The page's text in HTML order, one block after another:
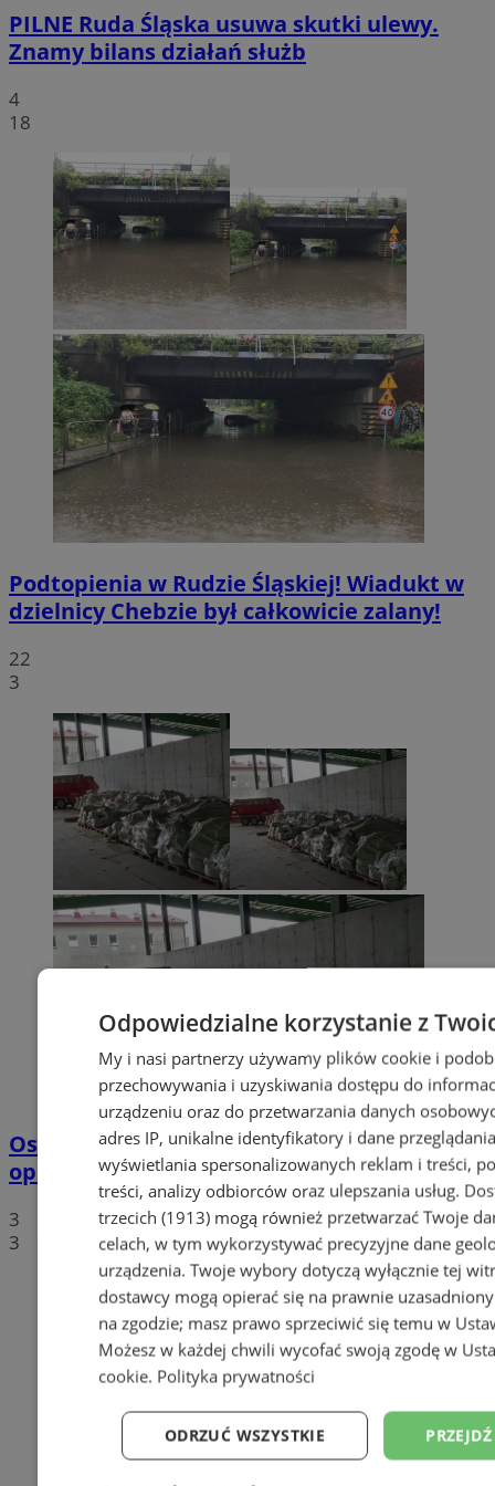
PILNE Ruda Śląska usuwa skutki ulewy.
Znamy bilans działań służb
4
18
Podtopienia w Rudzie Śląskiej! Wiadukt w
dzielnicy Chebzie był całkowicie zalany!
22
3
Ostrzeżenie 3. stopnia przed intensywnymi
opadami. Miasto powołało sztab kryzysowy
3
3
Odpowiedzialne korzystanie z
My i nasi partnerzy używamy plików cookie i
przechowywania i uzyskiwania dostępu do
urządzeniu oraz do przetwarzania danych
adres IP, unikalne identyfikatory i dane
wyświetlania spersonalizowanych reklam i treści,
treści, analizy odbiorców oraz ulepszania usług.
trzecich (1913)mogą również przetwarzać Twoje
celach, w tym wykorzystywać precyzyjne dane
urządzenia. Twoje wybory dotyczą wyłącznie tej
dostawcy mogą opierać się na prawnie
na zgodzie; masz prawo sprzeciwić się temu w
Możesz w każdej chwili wycofać swoją zgodę w
cookie. Polityka prywatności
ODRZUĆ WSZYSTKIE